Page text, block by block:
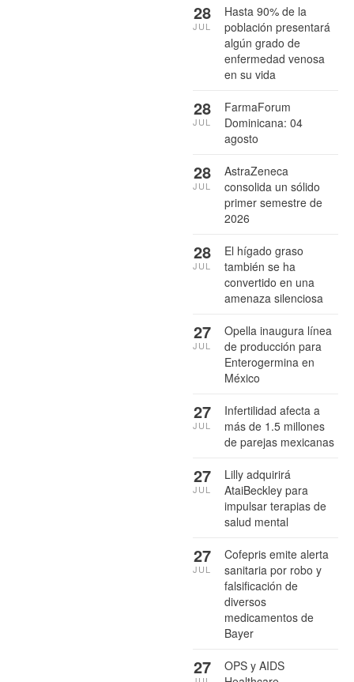
Hasta 90% de la
población presentará
algún grado de
enfermedad venosa
en su vida
28
JUL
FarmaForum
Dominicana: 04
agosto
28
JUL
AstraZeneca
consolida un sólido
primer semestre de
2026
28
JUL
El hígado graso
también se ha
convertido en una
amenaza silenciosa
28
JUL
Opella inaugura línea
de producción para
Enterogermina en
México
27
JUL
Infertilidad afecta a
más de 1.5 millones
de parejas mexicanas
27
JUL
Lilly adquirirá
AtaiBeckley para
impulsar terapias de
salud mental
27
JUL
Cofepris emite alerta
sanitaria por robo y
falsificación de
diversos
medicamentos de
Bayer
27
JUL
OPS y AIDS
27